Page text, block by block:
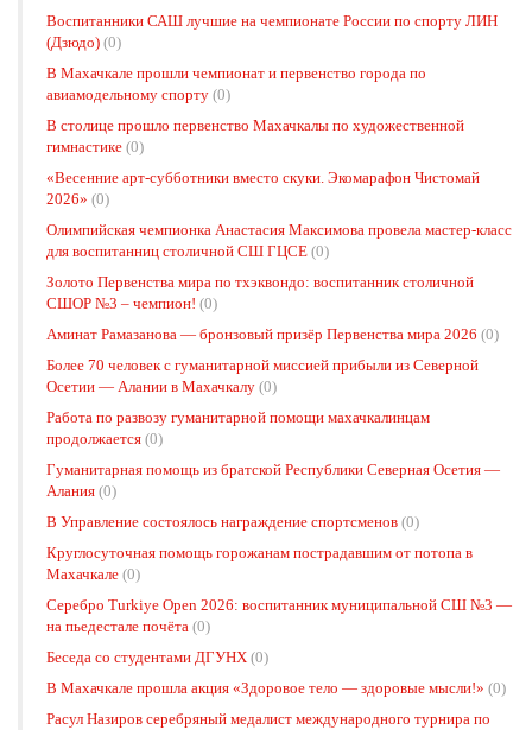
Воспитанники САШ лучшие на чемпионате России по спорту ЛИН
(Дзюдо) (0)
В Махачкале прошли чемпионат и первенство города по
авиамодельному спорту (0)
В столице прошло первенство Махачкалы по художественной
гимнастике (0)
«Весенние арт-субботники вместо скуки. Экомарафон Чистомай
2026» (0)
Олимпийская чемпионка Анастасия Максимова провела мастер-класс
для воспитанниц столичной СШ ГЦСЕ (0)
Золото Первенства мира по тхэквондо: воспитанник столичной
СШОР №3 – чемпион! (0)
Аминат Рамазанова — бронзовый призёр Первенства мира 2026 (0)
Более 70 человек с гуманитарной миссией прибыли из Северной
Осетии — Алании в Махачкалу (0)
Работа по развозу гуманитарной помощи махачкалинцам
продолжается (0)
Гуманитарная помощь из братской Республики Северная Осетия —
Алания (0)
В Управление состоялось награждение спортсменов (0)
Круглосуточная помощь горожанам пострадавшим от потопа в
Махачкале (0)
Серебро Turkiye Open 2026: воспитанник муниципальной СШ №3 —
на пьедестале почёта (0)
Беседа со студентами ДГУНХ (0)
В Махачкале прошла акция «Здоровое тело — здоровые мысли!» (0)
Расул Назиров серебряный медалист международного турнира по